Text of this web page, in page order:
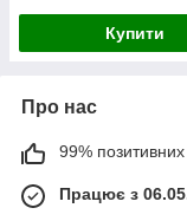
Купити
Про нас
99% позитивних
Працює з